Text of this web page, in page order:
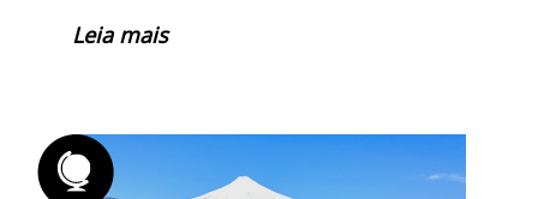
Leia mais